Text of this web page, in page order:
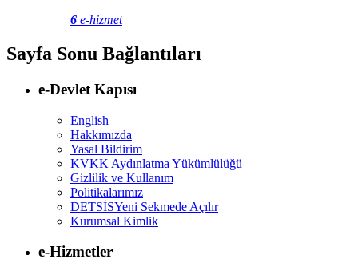
6 e-hizmet
Sayfa Sonu Bağlantıları
e-Devlet Kapısı
English
Hakkımızda
Yasal Bildirim
KVKK Aydınlatma Yükümlülüğü
Gizlilik ve Kullanım
Politikalarımız
DETSİSYeni Sekmede Açılır
Kurumsal Kimlik
e-Hizmetler